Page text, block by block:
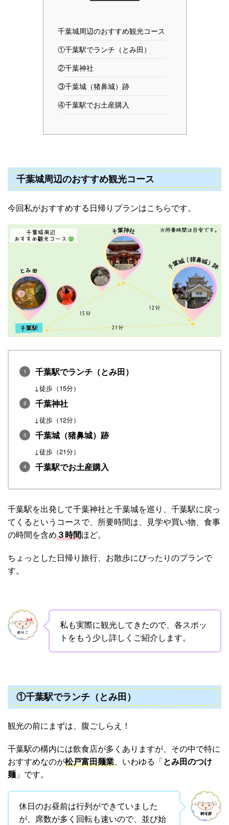
千葉城周辺のおすすめ観光コース
①千葉駅でランチ（とみ田）
②千葉神社
③千葉城（猪鼻城）跡
④千葉駅でお土産購入
千葉城周辺のおすすめ観光コース
今回私がおすすめする日帰りプランはこちらです。
千葉駅でランチ（とみ田）
↓徒歩（15分）
千葉神社
↓徒歩（12分）
千葉城（猪鼻城）跡
↓徒歩（21分）
千葉駅でお土産購入
千葉駅を出発して千葉神社と千葉城を巡り、千葉駅に戻っ
てくるというコースで、所要時間は、見学や買い物、食事
の時間を含め３時間ほど。
ちょっとした日帰り旅行、お散歩にぴったりのプランで
す。
私も実際に観光してきたので、各スポッ
トをもう少し詳しくご紹介します。
①千葉駅でランチ（とみ田）
観光の前にまずは、腹ごしらえ！
千葉駅の構内には飲食店が多くありますが、その中で特に
おすすめなのが松戸富田麺業、いわゆる「とみ田のつけ
麺 」です。
休日のお昼前は行列ができていました
が、席数が多く回転も速いので、並び始